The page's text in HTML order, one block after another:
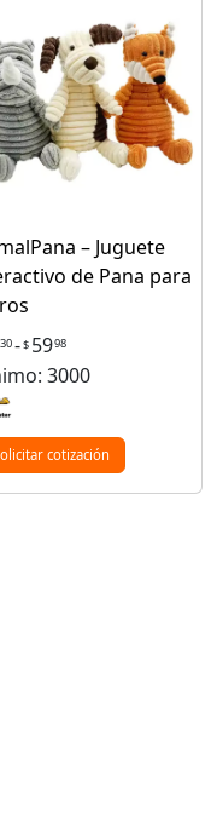
– Juguete
de Pana para
30-$ 5998
3000
cotización